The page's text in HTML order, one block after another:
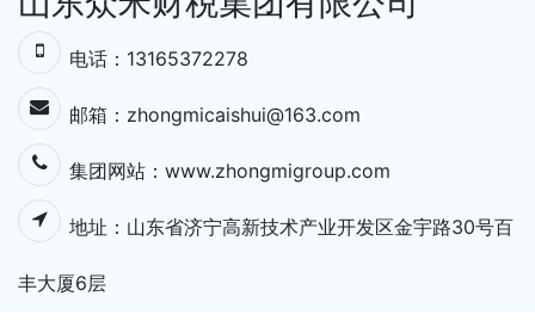
电话：13165372278
邮箱：zhongmicaishui@163.com
集团网站： www.zhongmigroup.com
地址：⼭东省济宁⾼新技术产业开发区⾦宇路30号百
丰⼤厦6层